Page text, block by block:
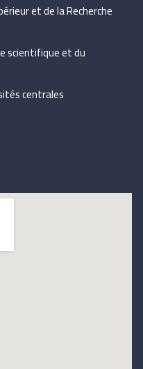
et de la Recherche
scientifique et du
centrales